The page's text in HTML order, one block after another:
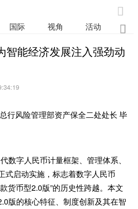

国际 视角 活动 业

智能经济发展注入强劲动
行风险管理部资产保全二处处长 毕
数字人民币计量框架、管理体系、
式启动实施，标志着数字人民币
货币型2.0版”的历史性跨越。本文
版的核心特征、制度创新及其在智